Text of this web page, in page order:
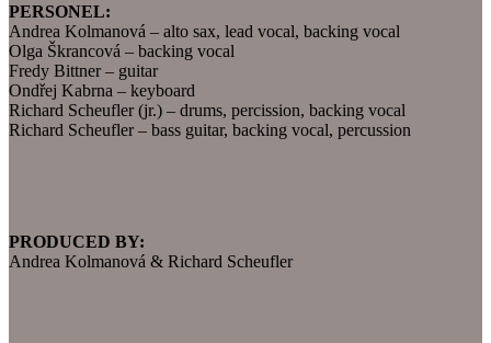
PERSONEL:
Andrea Kolmanová – alto sax, lead vocal, backing vocal
Olga Škrancová – backing vocal
Fredy Bittner – guitar
Ondřej Kabrna – keyboard
Richard Scheufler (jr.) – drums, percission, backing vocal
Richard Scheufler – bass guitar, backing vocal, percussion
PRODUCED BY:
Andrea Kolmanová & Richard Scheufler